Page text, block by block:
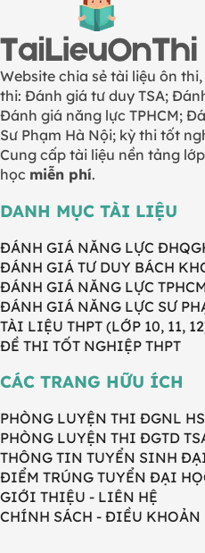
Website chia sẻ tài liệu ôn
thi: Đánh giá tư duy TSA;
Đánh giá năng lực TPHCM;
Sư Phạm Hà Nội; kỳ thi tốt
Cung cấp tài liệu nền tảng lớp
học miễn phí.
DANH MỤC TÀI LIỆU
ĐÁNH GIÁ NĂNG LỰC
ĐÁNH GIÁ TƯ DUY BÁCH
ĐÁNH GIÁ NĂNG LỰC
ĐÁNH GIÁ NĂNG LỰC SƯ
TÀI LIỆU THPT (LỚP 10, 11,
ĐỀ THI TỐT NGHIỆP THPT
CÁC TRANG HỮU ÍCH
PHÒNG LUYỆN THI ĐGNL
PHÒNG LUYỆN THI ĐGTD
THÔNG TIN TUYỂN SINH
ĐIỂM TRÚNG TUYỂN ĐẠI
GIỚI THIỆU - LIÊN HỆ
CHÍNH SÁCH - ĐIỀU KHOẢN